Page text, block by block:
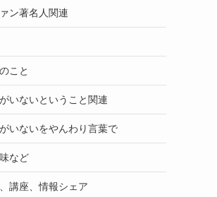
ン著名人関連
こと
いないということ関連
いないをやんわり言葉で
など
講座、情報シェア